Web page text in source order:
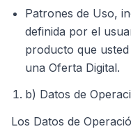
Patrones de Uso,
definida por el
producto que
una Oferta Digital.
b) Datos de
Los Datos de